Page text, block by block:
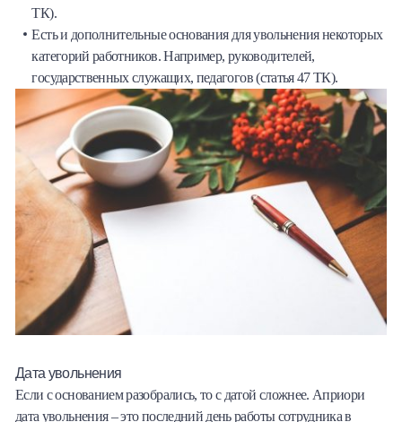
ТК).
Есть и дополнительные основания для увольнения некоторых
категорий работников. Например, руководителей,
государственных служащих, педагогов (статья 47 ТК).
Дата увольнения
Если с основанием разобрались, то с датой сложнее. Априори
дата увольнения – это последний день работы сотрудника в